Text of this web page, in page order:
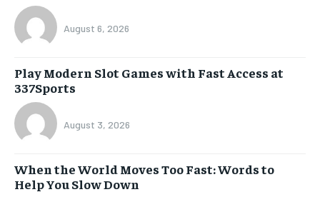
August 6, 2026
Play Modern Slot Games with Fast Access at
337Sports
August 3, 2026
When the World Moves Too Fast: Words to
Help You Slow Down